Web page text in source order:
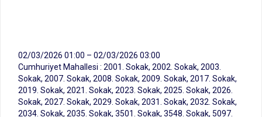
02/03/2026 01:00 – 02/03/2026 03:00
Cumhuriyet Mahallesi : 2001. Sokak, 2002. Sokak, 2003.
Sokak, 2007. Sokak, 2008. Sokak, 2009. Sokak, 2017. Sokak,
2019. Sokak, 2021. Sokak, 2023. Sokak, 2025. Sokak, 2026.
Sokak, 2027. Sokak, 2029. Sokak, 2031. Sokak, 2032. Sokak,
2034. Sokak, 2035. Sokak, 3501. Sokak, 3548. Sokak, 5097.